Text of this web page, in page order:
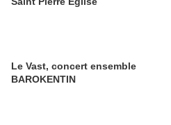
Le Vast, concert ensemble
BAROKENTIN